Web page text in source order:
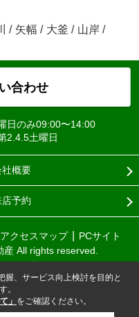
/ 矢幅 / 大釜 / 山岸 /
合わせ
日のみ09:00〜14:00
2.4.5土曜日
社概要
店予約
アクセスマップ
PCサイト
産 All rights reserved.
握、サービス向上検討を目的と
。
」 をご確認ください。